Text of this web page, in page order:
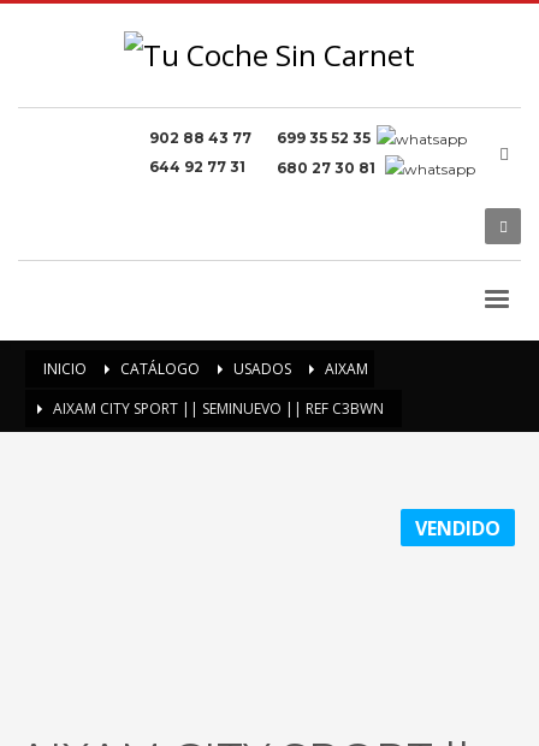
902 88 43 77
644 92 77 31
699 35 52 35
680 27 30 81
INICIO CATÁLOGO USADOS
AIXAM
AIXAM CITY SPORT || SEMINUEVO || REF C3BWN
VENDIDO